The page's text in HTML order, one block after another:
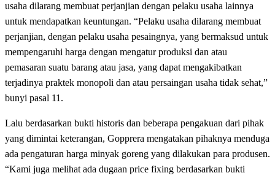
usaha dilarang membuat perjanjian dengan pelaku usaha lainnya
untuk mendapatkan keuntungan. “Pelaku usaha dilarang membuat
perjanjian, dengan pelaku usaha pesaingnya, yang bermaksud untuk
mempengaruhi harga dengan mengatur produksi dan atau
pemasaran suatu barang atau jasa, yang dapat mengakibatkan
terjadinya praktek monopoli dan atau persaingan usaha tidak sehat,”
bunyi pasal 11.
Lalu berdasarkan bukti historis dan beberapa pengakuan dari pihak
yang dimintai keterangan, Gopprera mengatakan pihaknya menduga
ada pengaturan harga minyak goreng yang dilakukan para produsen.
“Kami juga melihat ada dugaan price fixing berdasarkan bukti